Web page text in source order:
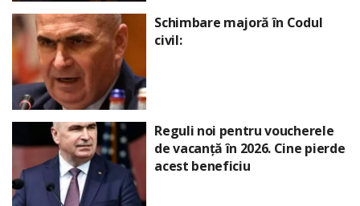
Schimbare majoră în Codul
civil:
Reguli noi pentru voucherele
de vacanță în 2026. Cine pierde
acest beneficiu